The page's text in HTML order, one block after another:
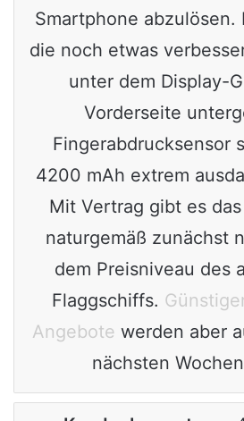
Smartphone abzulösen.
die noch etwas
unter dem Display-
Vorderseite
Fingerabdrucksensor
4200 mAh extrem
Mit Vertrag gibt es
naturgemäß zunächst
dem Preisniveau des
Flaggschiffs.
Angebote werden aber
nächsten